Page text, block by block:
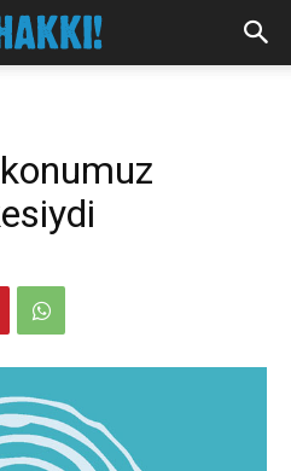
konumuz